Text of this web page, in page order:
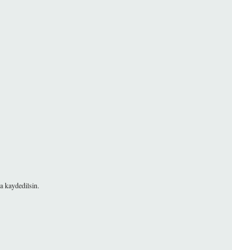
kaydedilsin.